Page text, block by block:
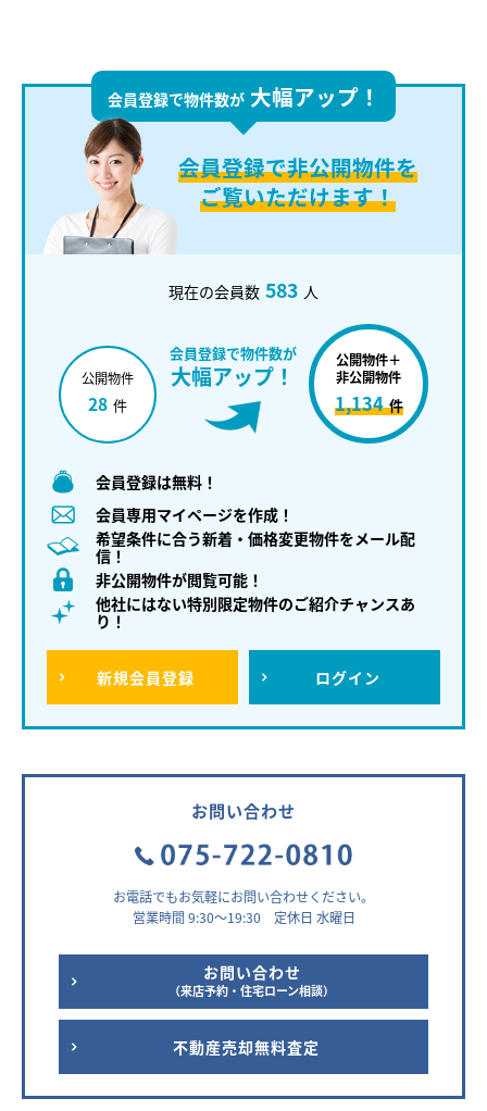
会員登録で物件数が 大幅アップ！
会員登録で非公開物件を
ご覧いただけます！
現在の会員数 583 人
会員登録で物件数が
大幅アップ！
公開物件
28 件
公開物件＋
非公開物件
1,134 件
会員登録は無料！
会員専用マイページを作成！
希望条件に合う新着・価格変更物件をメール配
信！
非公開物件が閲覧可能！
他社にはない特別限定物件のご紹介チャンスあ
り！
新規会員登録 ログイン
お問い合わせ
お電話でもお気軽にお問い合わせください。
営業時間 9:30～19:30 定休日 水曜日
お問い合わせ
（来店予約・住宅ローン相談）
不動産売却無料査定